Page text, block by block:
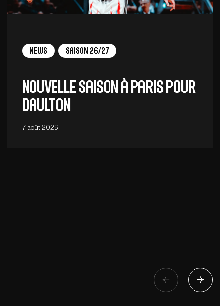
News Saison 26/27
Nouvelle saison à Paris pour
Daulton
7 août 2026